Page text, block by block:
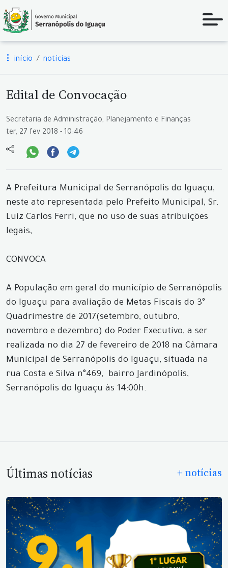
início notícias
Edital de Convocação
Secretaria de Administração, Planejamento e Finanças
ter, 27 fev 2018 - 10:46
A Prefeitura Municipal de Serranópolis do Iguaçu,
neste ato representada pelo Prefeito Municipal, Sr.
Luiz Carlos Ferri, que no uso de suas atribuições
legais,
CONVOCA
A População em geral do município de Serranópolis
do Iguaçu para avaliação de Metas Fiscais do 3°
Quadrimestre de 2017(setembro, outubro,
novembro e dezembro) do Poder Executivo, a ser
realizada no dia 27 de fevereiro de 2018 na Câmara
Municipal de Serranópolis do Iguaçu, situada na
rua Costa e Silva n°469, bairro Jardinópolis,
Serranópolis do Iguaçu às 14:00h.
Últimas notícias + notícias